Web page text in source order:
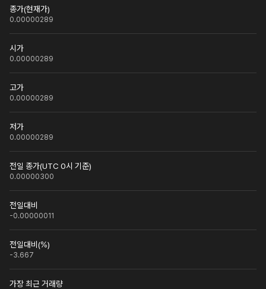
종가(현재가)
0.00000289
시가
0.00000289
고가
0.00000289
저가
0.00000289
전일 종가(UTC 0시 기준)
0.00000300
전일대비
-0.00000011
전일대비(%)
-3.667
가장 최근 거래량